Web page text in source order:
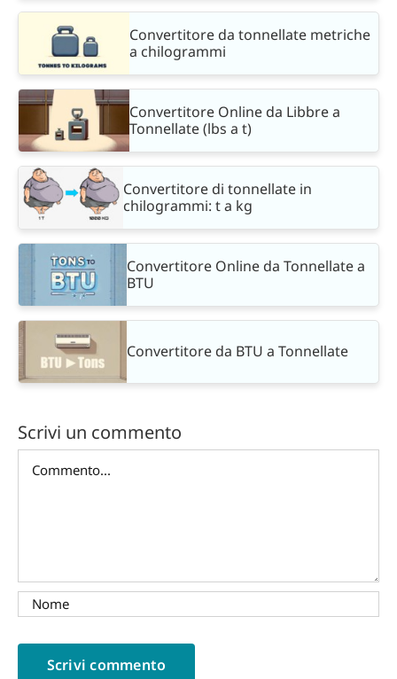
Convertitore da tonnellate metriche
a chilogrammi
Convertitore Online da Libbre a
Tonnellate (lbs a t)
Convertitore di tonnellate in
chilogrammi: t a kg
Convertitore Online da Tonnellate a
BTU
Convertitore da BTU a Tonnellate
Scrivi un commento